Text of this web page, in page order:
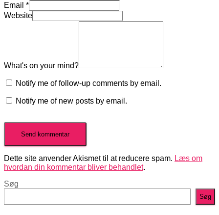
Email *
Website
What's on your mind?
Notify me of follow-up comments by email.
Notify me of new posts by email.
Dette site anvender Akismet til at reducere spam. Læs om
hvordan din kommentar bliver behandlet.
Søg
Søg